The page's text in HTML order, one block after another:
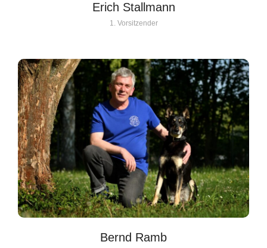
Erich Stallmann
1. Vorsitzender
Bernd Ramb